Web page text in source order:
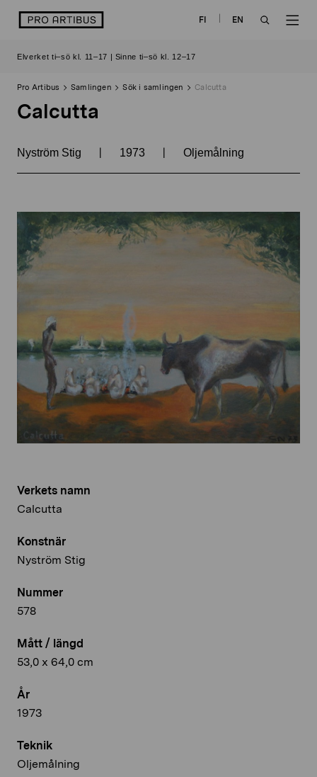
logo FI
EN
Elverket ti–sö kl. 11–17 | Sinne ti–sö kl. 12–17
Pro Artibus Samlingen Sök i samlingen Calcutta
Calcutta
Nyström Stig | 1973 | Oljemålning
Verkets namn
Calcutta
Konstnär
Nyström Stig
Nummer
578
Mått / längd
53,0 x 64,0 cm
År
1973
Teknik
Oljemålning